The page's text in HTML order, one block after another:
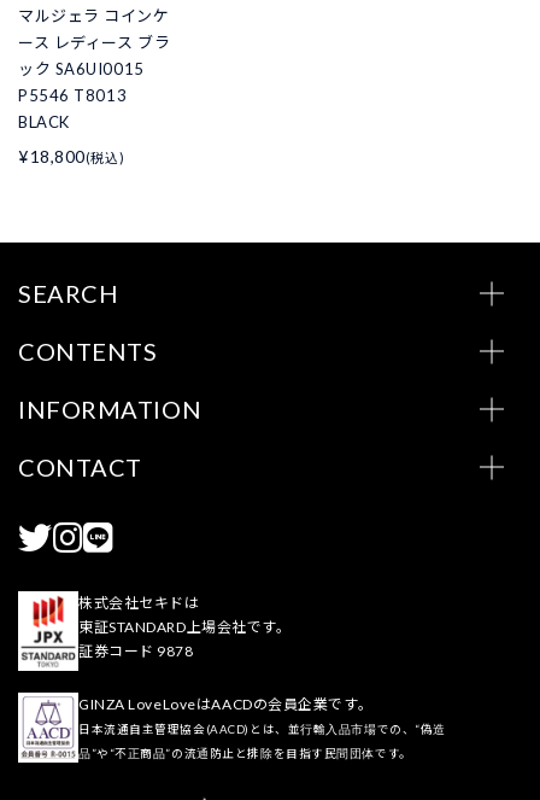
マルジェラ コインケ
ース レディース ブラ
ック SA6UI0015
P5546 T8013
BLACK
¥18,800(税込)
SEARCH
CONTENTS
INFORMATION
CONTACT
株式会社セキドは
東証STANDARD上場会社です。
証券コード 9878
GINZA LoveLoveはAACDの会員企業です。
日本流通自主管理協会(AACD)とは、並行輸入品市場での、“偽造
品”や“不正商品”の流通防止と排除を目指す民間団体です。